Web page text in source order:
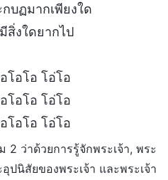
บฏมากเพียงใด
สิ่งใดยากไป
โอโอ โอ่โอ
โอโอ โอ่โอ
โอโอ โอ่โอ
2 ว่าด้วยการรู้จักพระเจ้า, พระ
ปนิสัยของพระเจ้า และพระเจ้า